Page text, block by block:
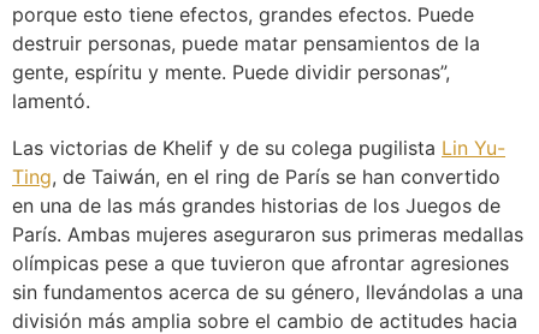
porque esto tiene efectos, grandes efectos. Puede
destruir personas, puede matar pensamientos de la
gente, espíritu y mente. Puede dividir personas”,
lamentó.
Las victorias de Khelif y de su colega pugilista Lin Yu-
Ting, de Taiwán, en el ring de París se han convertido
en una de las más grandes historias de los Juegos de
París. Ambas mujeres aseguraron sus primeras medallas
olímpicas pese a que tuvieron que afrontar agresiones
sin fundamentos acerca de su género, llevándolas a una
división más amplia sobre el cambio de actitudes hacia